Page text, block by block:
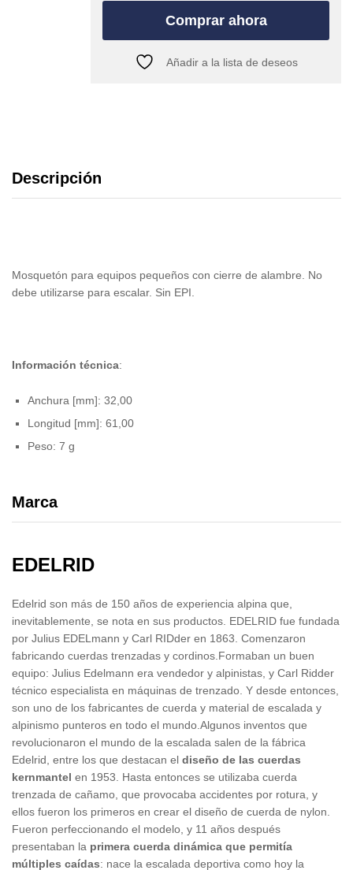
Comprar ahora
Añadir a la lista de deseos
Descripción
Mosquetón para equipos pequeños con cierre de alambre. No
debe utilizarse para escalar. Sin EPI.
Información técnica:
Anchura [mm]: 32,00
Longitud [mm]: 61,00
Peso: 7 g
Marca
EDELRID
Edelrid son más de 150 años de experiencia alpina que,
inevitablemente, se nota en sus productos. EDELRID fue fundada
por Julius EDELmann y Carl RIDder en 1863. Comenzaron
fabricando cuerdas trenzadas y cordinos.Formaban un buen
equipo: Julius Edelmann era vendedor y alpinistas, y Carl Ridder
técnico especialista en máquinas de trenzado. Y desde entonces,
son uno de los fabricantes de cuerda y material de escalada y
alpinismo punteros en todo el mundo.Algunos inventos que
revolucionaron el mundo de la escalada salen de la fábrica
Edelrid, entre los que destacan el diseño de las cuerdas
kernmantel en 1953. Hasta entonces se utilizaba cuerda
trenzada de cañamo, que provocaba accidentes por rotura, y
ellos fueron los primeros en crear el diseño de cuerda de nylon.
Fueron perfeccionando el modelo, y 11 años después
presentaban la primera cuerda dinámica que permitía
múltiples caídas: nace la escalada deportiva como hoy la